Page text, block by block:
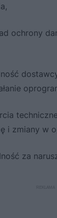
ochrony
i zmiany w
za